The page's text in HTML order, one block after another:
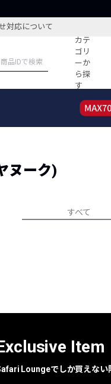
対応について
カテ
ゴリ
ーか
ら探
す
ディネート
ヌーク)
すべて
Item
Loungeでしか買えない